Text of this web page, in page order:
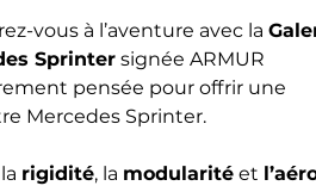
vous à l’aventure avec la
Sprinter signée ARMUR
pensée pour offrir une
Mercedes Sprinter.
rigidité, la modularité et